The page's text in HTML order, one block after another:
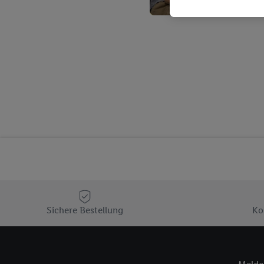
Sichere Bestellung
Kaufverhalten in den
genauen
Hierzu wird von uns
Adresse in
den Lidl-Diensten
Wenn das der Fall ist,
Kundenkonto-
Insbesondere können